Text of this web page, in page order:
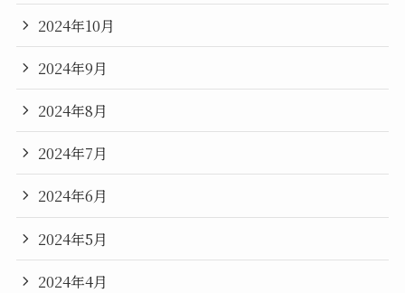
2024年10月
2024年9月
2024年8月
2024年7月
2024年6月
2024年5月
2024年4月